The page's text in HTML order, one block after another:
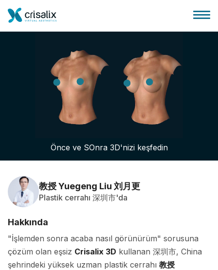
Cerrah ana sayfası
3D İş Platformu
Hasta incelemeleri
Önce ve SOnra 3D'nizi keşfedin
教授 Yuegeng Liu 刘月更
Plastik cerrahı 深圳市'da
Hakkında
"İşlemden sonra acaba nasıl görünürüm" sorusuna
çözüm olan eşsiz Crisalix 3D kullanan 深圳市, China
şehrindeki yüksek uzman plastik cerrahı 教授